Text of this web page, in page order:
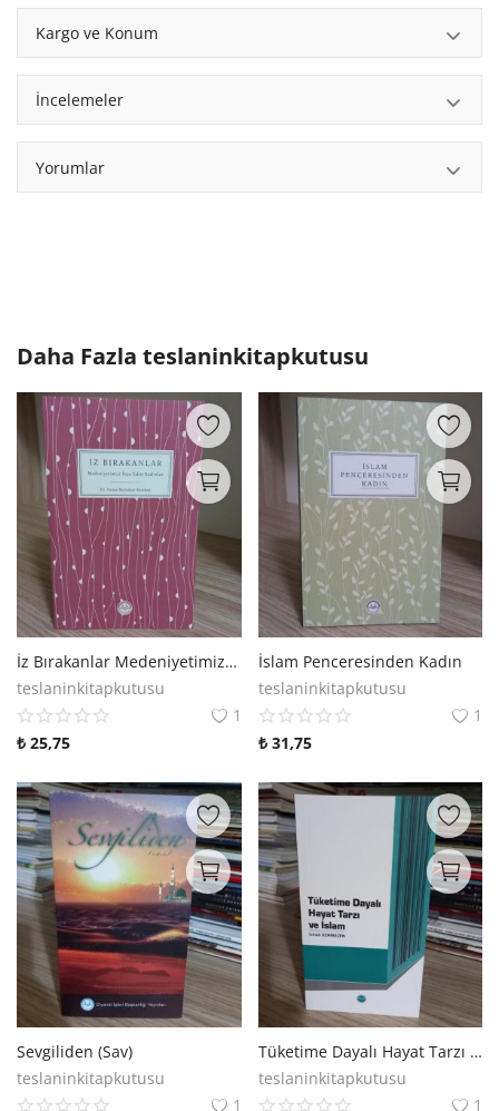
Kargo ve Konum
İncelemeler
Yorumlar
Daha Fazla teslaninkitapkutusu
İz Bırakanlar Medeniyetimizi İnşa Eden Kadınlar
teslaninkitapkutusu
1
₺ 25,75
İslam Penceresinden Kadın
teslaninkitapkutusu
1
₺31,75
Sevgiliden (Sav)
teslaninkitapkutusu
1
Tüketime Dayalı Hayat Tarzı ve İslam - İsmail Demirezen
teslaninkitapkutusu
1